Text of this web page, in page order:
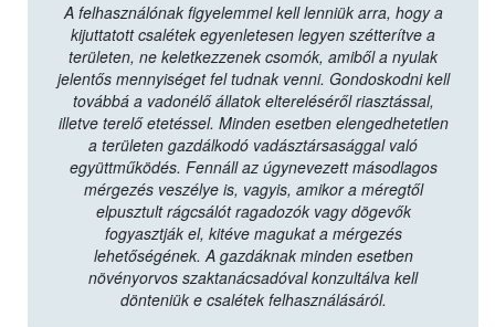
A felhasználónak figyelemmel kell lenniük arra, hogy a
kijuttatott csalétek egyenletesen legyen szétterítve a
területen, ne keletkezzenek csomók, amiből a nyulak
jelentős mennyiséget fel tudnak venni. Gondoskodni kell
továbbá a vadonélő állatok eltereléséről riasztással,
illetve terelő etetéssel. Minden esetben elengedhetetlen
a területen gazdálkodó vadásztársasággal való
együttműködés. Fennáll az úgynevezett másodlagos
mérgezés veszélye is, vagyis, amikor a méregtől
elpusztult rágcsálót ragadozók vagy dögevők
fogyasztják el, kitéve magukat a mérgezés
lehetőségének. A gazdáknak minden esetben
növényorvos szaktanácsadóval konzultálva kell
dönteniük e csalétek felhasználásáról.